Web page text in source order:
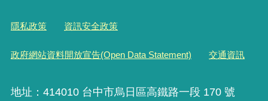
隱私政策 資訊安全政策
政府網站資料開放宣告(Open Data Statement) 交通資訊
地址：414010 台中市烏日區高鐵路一段 170 號